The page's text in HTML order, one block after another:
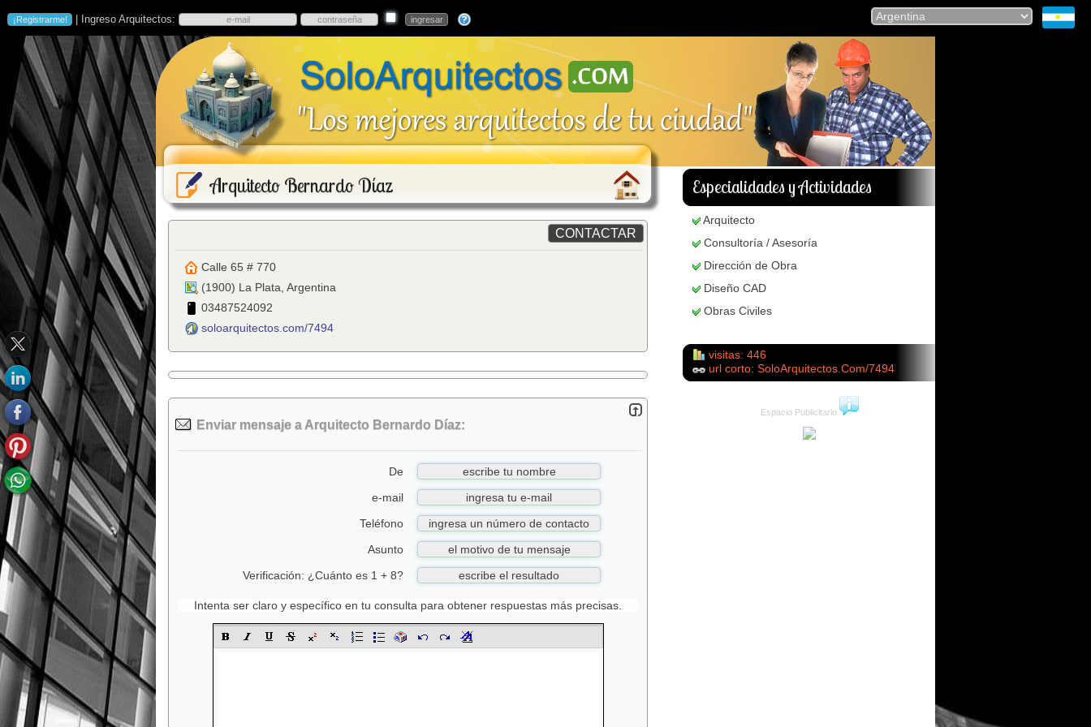
| Ingreso Arquitectos:
Arquitecto Bernardo Díaz Especialidades y Actividades
Calle 65 # 770
(1900) La Plata Argentina
03487524092
soloarquitectos.com/7494
Enviar mensaje a Arquitecto Bernardo Díaz:
De
e-mail
Teléfono
Asunto
Verificación: ¿Cuánto es 1 + 8?
Intenta ser claro y específico en tu consulta para obtener respuestas más precisas.
Arquitecto
Consultoría / Asesoría
Dirección de Obra
Diseño CAD
Obras Civiles
visitas: 446
url corto: SoloArquitectos.Com/7494
Espacio Publicitario